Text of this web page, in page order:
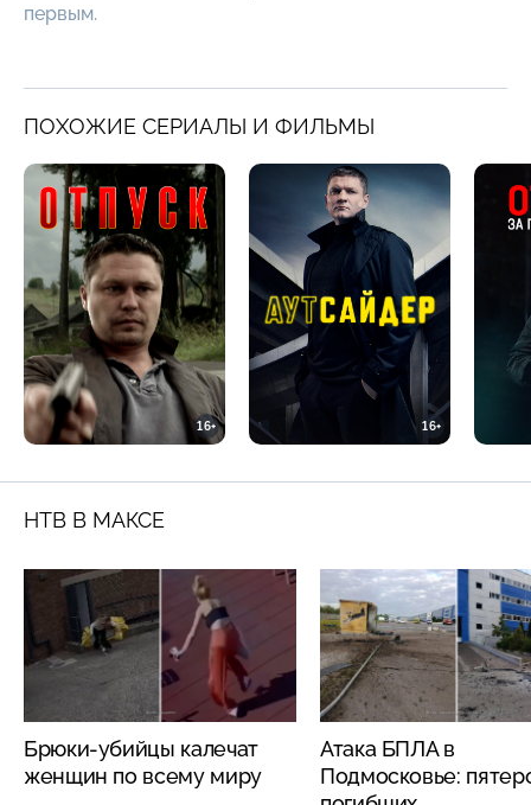
первым.
ПОХОЖИЕ СЕРИАЛЫ И ФИЛЬМЫ
16+ 16+
НТВ В МАКСЕ
Брюки-убийцы калечат
женщин по всему миру
Атака БПЛА в
Подмосковье: